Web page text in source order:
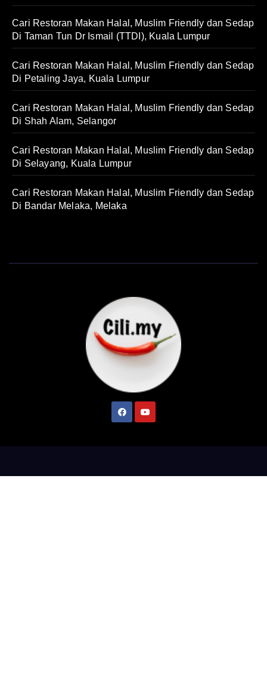
Cari Restoran Makan Halal, Muslim Friendly dan Sedap
Di Taman Tun Dr Ismail (TTDI), Kuala Lumpur
Cari Restoran Makan Halal, Muslim Friendly dan Sedap
Di Petaling Jaya, Kuala Lumpur
Cari Restoran Makan Halal, Muslim Friendly dan Sedap
Di Shah Alam, Selangor
Cari Restoran Makan Halal, Muslim Friendly dan Sedap
Di Selayang, Kuala Lumpur
Cari Restoran Makan Halal, Muslim Friendly dan Sedap
Di Bandar Melaka, Melaka